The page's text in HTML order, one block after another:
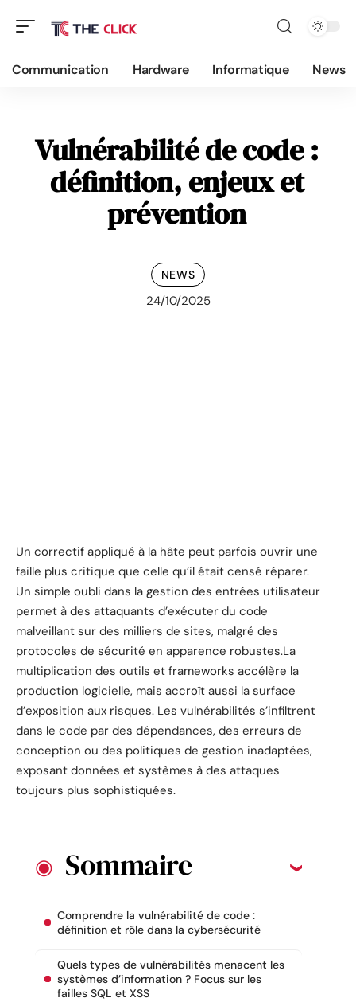
Communication Hardware Informatique News
Vulnérabilité de code :
définition, enjeux et
prévention
NEWS
24/10/2025
Un correctif appliqué à la hâte peut parfois ouvrir une
faille plus critique que celle qu’il était censé réparer.
Un simple oubli dans la gestion des entrées utilisateur
permet à des attaquants d’exécuter du code
malveillant sur des milliers de sites, malgré des
protocoles de sécurité en apparence robustes.La
multiplication des outils et frameworks accélère la
production logicielle, mais accroît aussi la surface
d’exposition aux risques. Les vulnérabilités s’infiltrent
dans le code par des dépendances, des erreurs de
conception ou des politiques de gestion inadaptées,
exposant données et systèmes à des attaques
toujours plus sophistiquées.
Sommaire
Comprendre la vulnérabilité de code :
définition et rôle dans la cybersécurité
Quels types de vulnérabilités menacent les
systèmes d’information ? Focus sur les
failles SQL et XSS